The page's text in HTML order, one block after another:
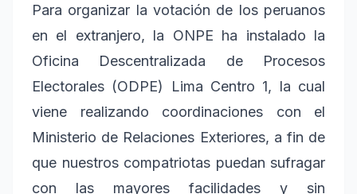
Para organizar la votación de los peruanos
en el extranjero, la ONPE ha instalado la
Oficina Descentralizada de Procesos
Electorales (ODPE) Lima Centro 1, la cual
viene realizando coordinaciones con el
Ministerio de Relaciones Exteriores, a fin de
que nuestros compatriotas puedan sufragar
con las mayores facilidades y sin